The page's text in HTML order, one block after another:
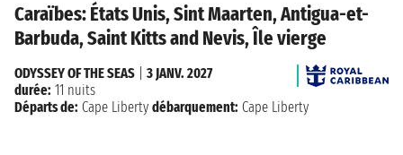
Caraïbes: États Unis, Sint Maarten, Antigua-et-
Barbuda, Saint Kitts and Nevis, Île vierge
ODYSSEY OF THE SEAS
3 JANV. 2027
durée: 11 nuits
Départs de: Cape Liberty débarquement: Cape Liberty